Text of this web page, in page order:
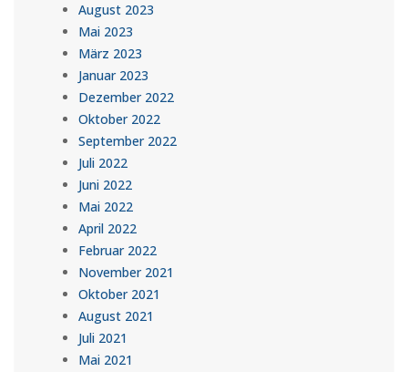
August 2023
Mai 2023
März 2023
Januar 2023
Dezember 2022
Oktober 2022
September 2022
Juli 2022
Juni 2022
Mai 2022
April 2022
Februar 2022
November 2021
Oktober 2021
August 2021
Juli 2021
Mai 2021